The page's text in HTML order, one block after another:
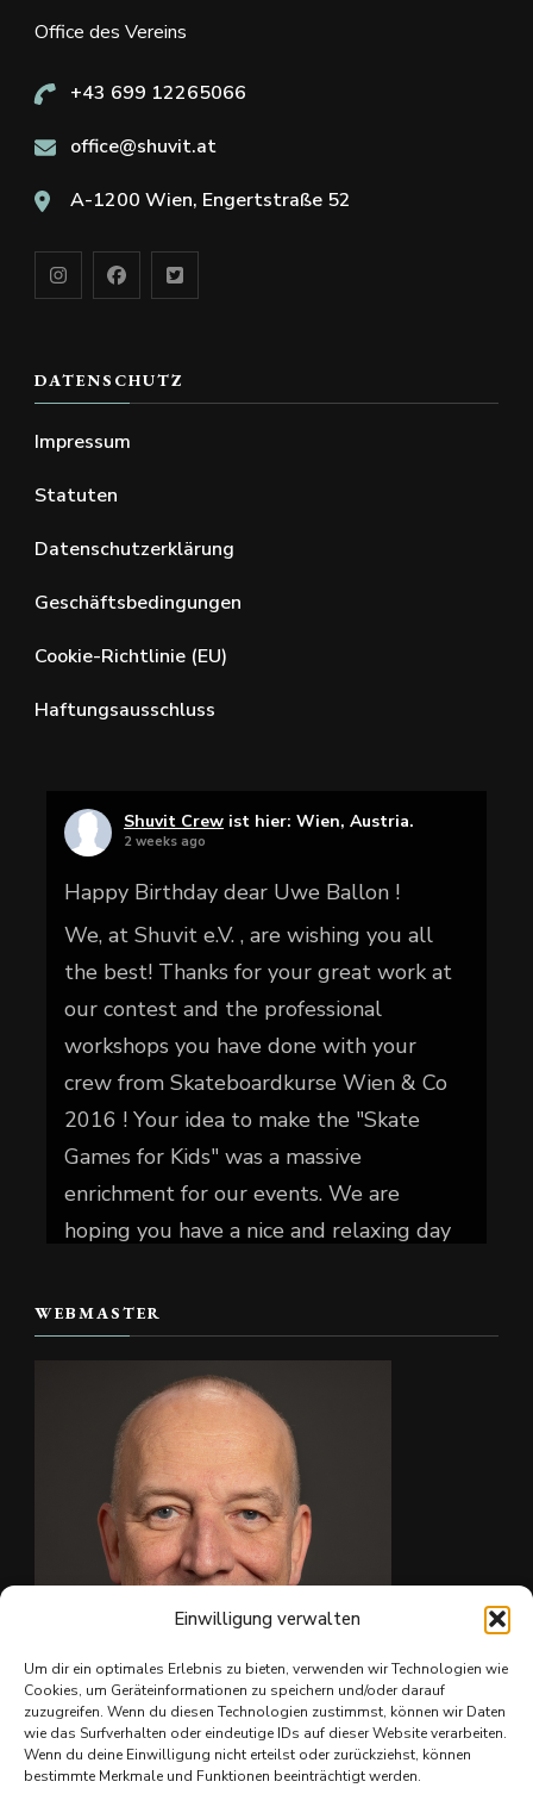
Einwilligung verwalten
Um dir ein optimales Erlebnis zu bieten, verwenden wir Technologien wie
Cookies, um Geräteinformationen zu speichern und/oder darauf
zuzugreifen. Wenn du diesen Technologien zustimmst, können wir Daten
wie das Surfverhalten oder eindeutige IDs auf dieser Website verarbeiten.
Wenn du deine Einwilligung nicht erteilst oder zurückziehst, können
bestimmte Merkmale und Funktionen beeinträchtigt werden.
Office des Vereins
+43 699 12265066
office@shuvit.at
A-1200 Wien, Engertstraße 52
DATENSCHUTZ
Impressum
Statuten
Datenschutzerklärung
Geschäftsbedingungen
Cookie-Richtlinie (EU)
Haftungsausschluss
Shuvit Crew ist hier: Wien, Austria.
2 weeks ago
Happy Birthday dear Uwe Ballon !
We, at Shuvit e.V. , are wishing you all
the best! Thanks for your great work at
our contest and the professional
workshops you have done with your
crew from Skateboardkurse Wien & Co
2016 ! Your idea to make the "Skate
Games for Kids" was a massive
enrichment for our events. We are
hoping you have a nice and relaxing day
📷 Christian Reiter
#skate4fun
Foto
Auf Facebook anzeigen Teilen
WEBMASTER
Ing. Christian Reiter